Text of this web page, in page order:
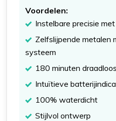
Voordelen:
Instelbare precisie
Zelfslijpende metalen
systeem
180 minuten
Intuïtieve
100% waterdicht
Stijlvol ontwerp